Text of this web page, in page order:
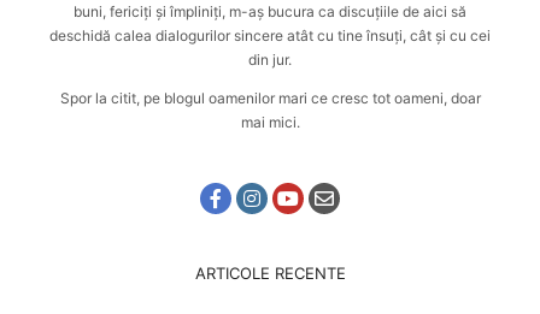
buni, fericiți și împliniți , m-aș bucura ca discuțiile de aici să
deschidă calea dialogurilor sincere atât cu tine însuți, cât și cu cei
din jur.
Spor la citit, pe blogul oamenilor mari ce cresc tot oameni, doar
mai mici.
ARTICOLE RECENTE